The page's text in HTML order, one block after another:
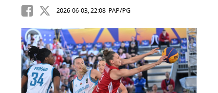
2026-06-03, 22:08 PAP/PG